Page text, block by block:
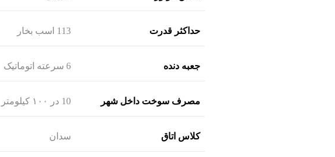
حداکثر قدرت 113 اسب بخار
جعبه دنده 6 سرعته اتوماتیک
مصرف سوخت داخل شهر 10 در ۱۰۰ کیلومتر
کلاس اتاق سدان